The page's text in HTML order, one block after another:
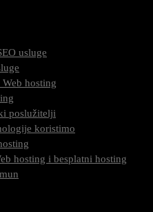
usluge
hosting
poslužitelji
koristimo
hosting i besplatni hosting